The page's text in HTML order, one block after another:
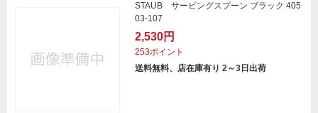
STAUB サービングスプーン ブラック 405
03-107
2,530円
253ポイント
送料無料、店在庫有り 2～3日出荷